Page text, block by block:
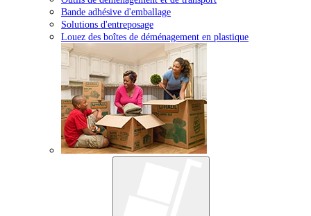
Bande adhésive d'emballage
Solutions d'entreposage
Louez des boîtes de déménagement en plastique